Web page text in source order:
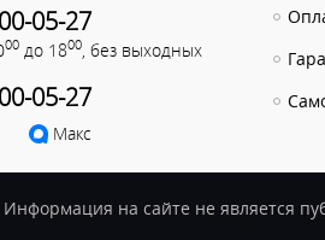
05-27
00 до 1800 , без выходных
05-27
Макс
на сайте не является